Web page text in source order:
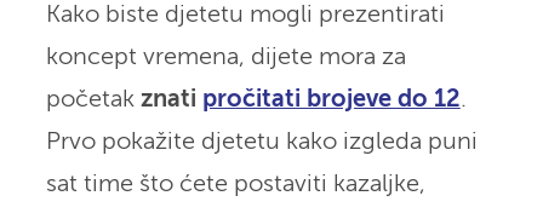
Kako biste djetetu mogli prezentirati
koncept vremena, dijete mora za
početak znati pročitati brojeve do 12.
Prvo pokažite djetetu kako izgleda puni
sat time što ćete postaviti kazaljke,